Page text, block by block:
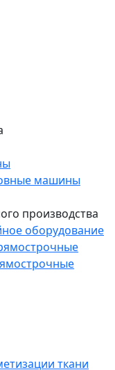
машины
производства
оборудование
ткани